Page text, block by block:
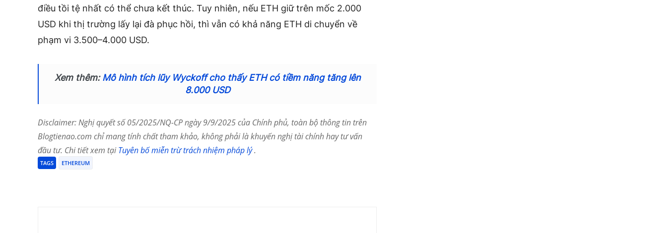
điều tồi tệ nhất có thể chưa kết thúc. Tuy nhiên, nếu ETH giữ trên mốc 2.000
USD khi thị trường lấy lại đà phục hồi, thì vẫn có khả năng ETH di chuyển về
phạm vi 3.500–4.000 USD.
Xem thêm:Mô hình tích lũy Wyckoff cho thấy ETH có tiềm năng tăng lên
8.000 USD
Disclaimer: Nghị quyết số 05/2025/NQ-CP ngày 9/9/2025 của Chính phủ, toàn bộ thông tin trên
Blogtienao.com chỉ mang tính chất tham khảo, không phải là khuyến nghị tài chính hay tư vấn
đầu tư. Chi tiết xem tạiTuyên bố miễn trừ trách nhiệm pháp lý.
TAGS ETHEREUM